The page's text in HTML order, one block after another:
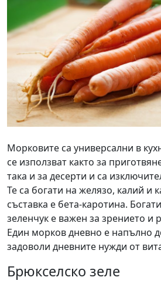
Морковите са универсални в
се използват както за
така и за десерти и са
Те са богати на желязо, калий и
съставка е бета-каротина.
зеленчук е важен за зрението и
Един морков дневно е напълно
задоволи дневните нужди от
Брюкселско зеле